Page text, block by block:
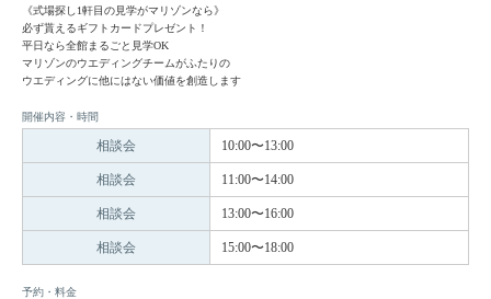
《式場探し1軒目の見学がマリゾンなら》
必ず貰えるギフトカードプレゼント！
平日なら全館まるごと見学OK
マリゾンのウエディングチームがふたりの
ウエディングに他にはない価値を創造します
開催内容・時間
相談会 10:00〜13:00
相談会 11:00〜14:00
相談会 13:00〜16:00
相談会 15:00〜18:00
予約・料金